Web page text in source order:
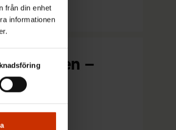
från din enhet
informationen
till natten –